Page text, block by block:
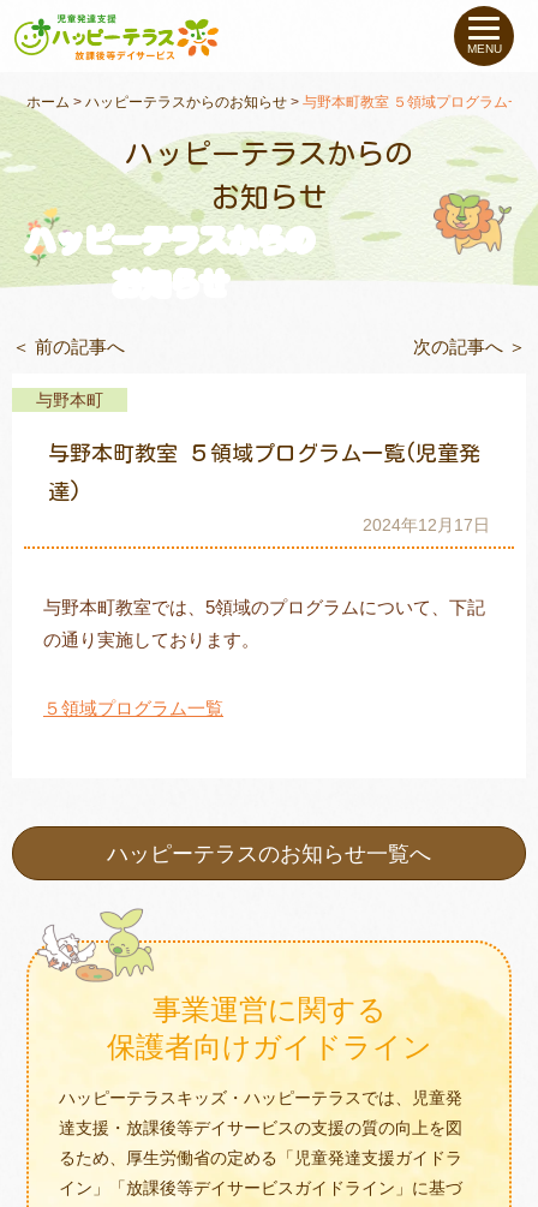
私たちについて
未就学のお子さま（０〜６才）
小学生〜高校生の お子さま
支援事例
教室一覧
トレキング
MENU
ホーム >ハッピーテラスからのお知らせ >与野本町教室 ５領域プログラム一
ハッピーテラスからの
お知らせ
ハッピーテラスからの
お知らせ
＜ 前の記事へ 次の記事へ ＞
与野本町
与野本町教室 ５領域プログラム一覧(児童発
達)
2024年12月17日
与野本町教室では、5領域のプログラムについて、下記
の通り実施しております。
５領域プログラム一覧
ハッピーテラスのお知らせ一覧へ
事業運営に関する
保護者向けガイドライン
ハッピーテラスキッズ・ハッピーテラスでは、児童発
達支援・放課後等デイサービスの支援の質の向上を図
るため、厚生労働省の定める「児童発達支援ガイドラ
イン」「放課後等デイサービスガイドライン」に基づ